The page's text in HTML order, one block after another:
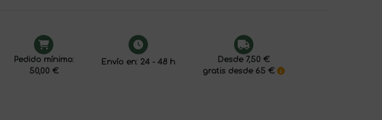
Pedido mínimo:
50,00 €
Envío en: 24 - 48 h
Desde 7,50 €
gratis desde 65 €